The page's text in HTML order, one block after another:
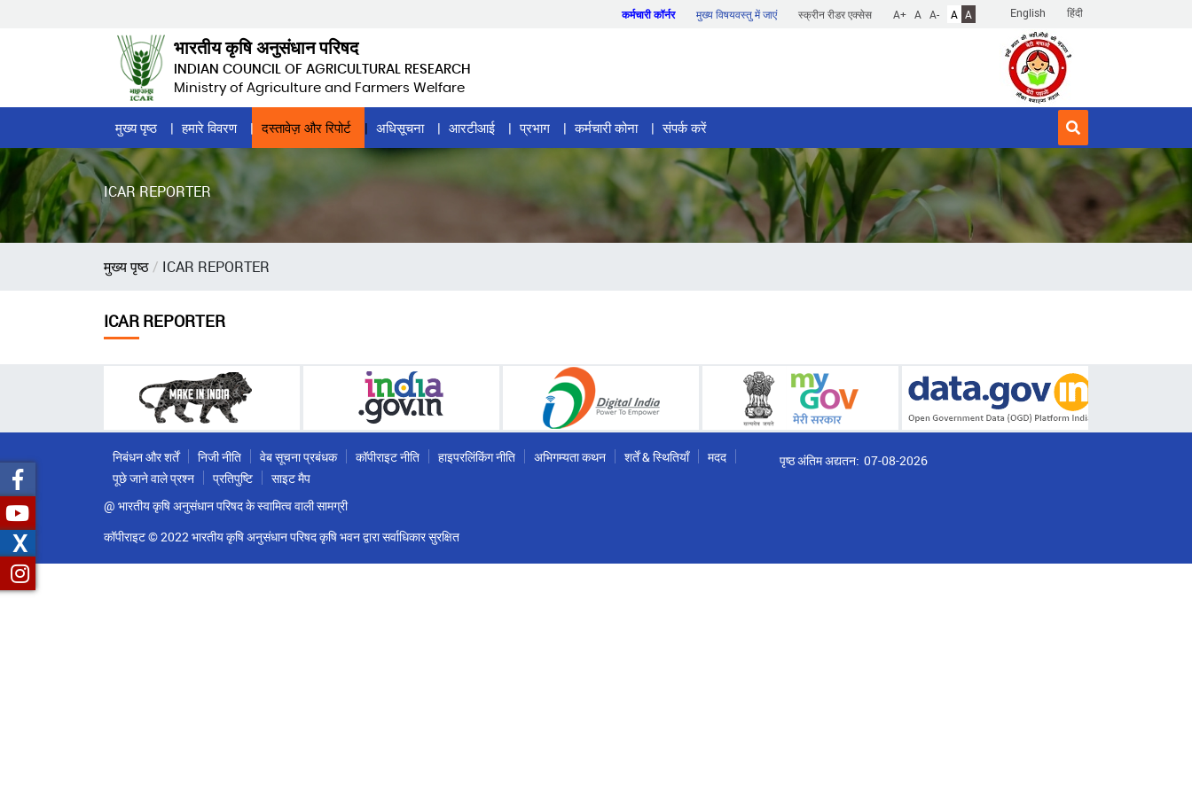
English हिंदी
कर्मचारी कॉर्नर मुख्य विषयवस्तु में जाएं स्क्रीन रीडर एक्सेस A+ A A- A A
भारतीय कृषि अनुसंधान परिषद
INDIAN COUNCIL OF AGRICULTURAL RESEARCH
Ministry of Agriculture and Farmers Welfare
Home
Page
Menu
मुख्य पृष्ठ हमारे विवरण दस्तावेज़ और रिपोर्ट अधिसूचना आरटीआई प्रभाग कर्मचारी कोना संपर्क करें
ICAR REPORTER
पग
मुख्य पृष्ठ ICAR REPORTER
ICAR REPORTER
निबंधन और शर्तें निजी नीति वेब सूचना प्रबंधक कॉपीराइट नीति हाइपरलिंकिंग नीति अभिगम्यता कथन शर्तें & स्थितियाँ
मदद
पूछे जाने वाले प्रश्न
प्रतिपुष्टि
साइट मैप
@ भारतीय कृषि अनुसंधान परिषद के स्वामित्व वाली सामग्री
कॉपीराइट © 2022 भारतीय कृषि अनुसंधान परिषद कृषि भवन द्वारा सर्वाधिकार सुरक्षित
पृष्ठ अंतिम अद्यतन: 07-08-2026
X